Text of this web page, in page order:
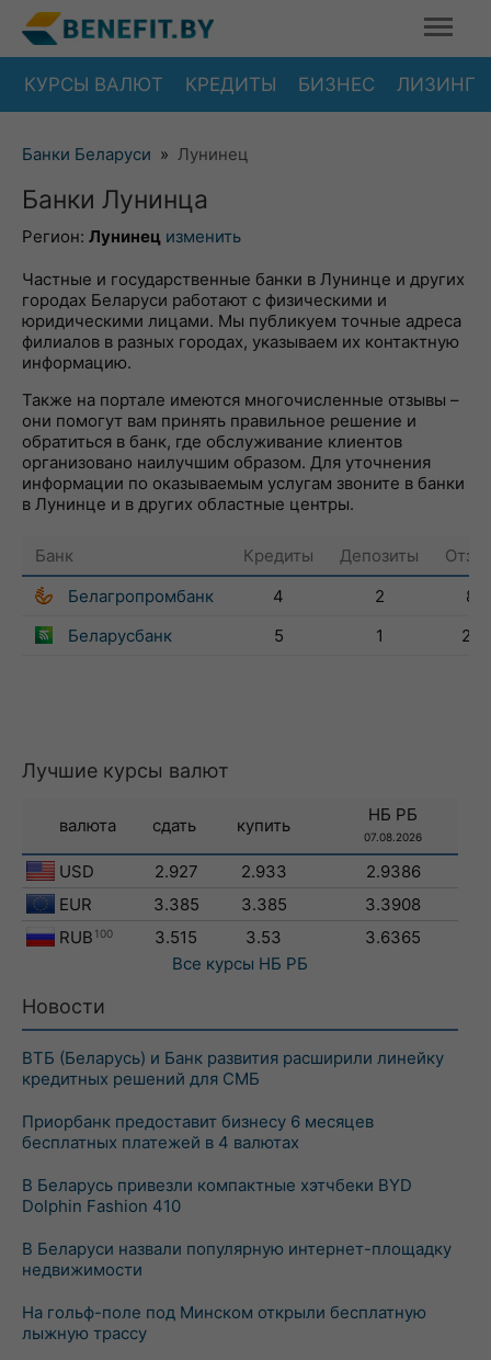
КУРСЫ ВАЛЮТ КРЕДИТЫ БИЗНЕС ЛИЗИНГ
Банки Беларуси » Лунинец
Банки Лунинца
Регион: Лунинец изменить
Частные и государственные банки в Лунинце и других
городах Беларуси работают с физическими и
юридическими лицами. Мы публикуем точные адреса
филиалов в разных городах, указываем их контактную
информацию.
Также на портале имеются многочисленные отзывы –
они помогут вам принять правильное решение и
обратиться в банк, где обслуживание клиентов
организовано наилучшим образом. Для уточнения
информации по оказываемым услугам звоните в банки
в Лунинце и в других областные центры.
Банк Кредиты Депозиты
Белагропромбанк
4 2
89
Беларусбанк
5 1 270
Лучшие курсы валют
валюта сдать купить
НБ РБ
07.08.2026
USD 2.927 2.933
2.9386
EUR
3.385 3.385
3.3908
RUB 100 3.515 3.53
3.6365
Все курсы НБ РБ
Новости
ВТБ (Беларусь) и Банк развития расширили линейку
кредитных решений для СМБ
Приорбанк предоставит бизнесу 6 месяцев
бесплатных платежей в 4 валютах
В Беларусь привезли компактные хэтчбеки BYD
Dolphin Fashion 410
В Беларуси назвали популярную интернет-площадку
недвижимости
На гольф-поле под Минском открыли бесплатную
лыжную трассу